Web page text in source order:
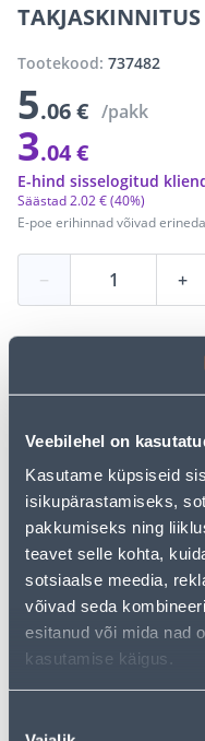
Veebilehel on
Kasutame küpsiseid
isikupärastamiseks,
pakkumiseks ning
teavet selle kohta,
sotsiaalse meedia,
võivad seda
esitanud või mida nad
kasutamise käigus.
Tootekood: 737482
5.06 € /pakk
3.04 €
E-poe erihinnad võivad
Säästad2.02 €(40%)
E-hind sisselogitud
− +
Vaata saadavust
• Mõõt 114 x 102 mm.
• Pakis on 10 tk.
• 14-päevane
Eeldatav kojuvedu
Tarne
Poest kätte, alates